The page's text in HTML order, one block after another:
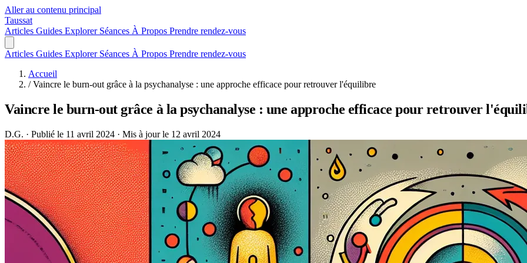
Aller au contenu principal
Taussat
Articles Guides Explorer Séances À Propos Prendre rendez-vous
Articles Guides Explorer Séances À Propos Prendre rendez-vous
Accueil
/ Vaincre le burn-out grâce à la psychanalyse : une approche efficace pour retrouver l'équilibre
Vaincre le burn-out grâce à la psychanalyse : une approche efficace pour retrouver
D.G. · Publié le 11 avril 2024 · Mis à jour le 12 avril 2024